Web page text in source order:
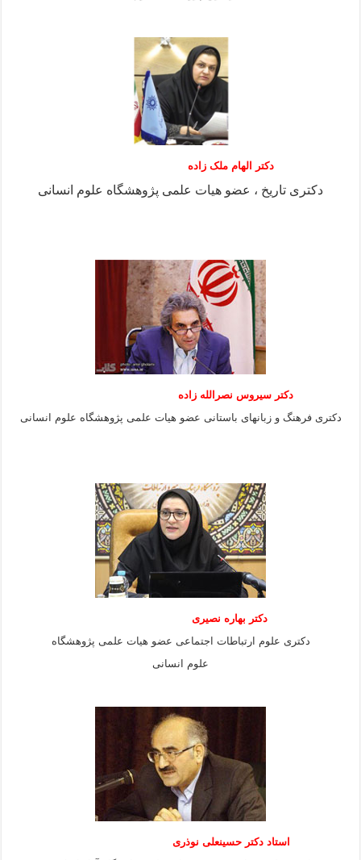
دکتر الهام ملک زاده
دکتری تاریخ ، عضو هیات علمی پژوهشگاه علوم انسانی
دکتر سیروس نصرالله زاده
دکتری فرهنگ و زبانهای باستانی عضو هیات علمی پژوهشگاه علوم انسانی
دکتر بهاره نصیری
دکتری علوم ارتباطات اجتماعی عضو هیات علمی پژوهشگاه
علوم انسانی
استاد دكتر حسينعلی نوذری